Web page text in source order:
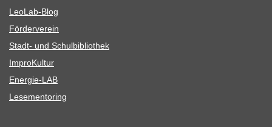
Leo­Lab-Blog
För­der­ver­ein
Stadt- und Schulbibliothek
Impro­Kul­tur
Ener­­gie-LAB
Lese­men­to­ring